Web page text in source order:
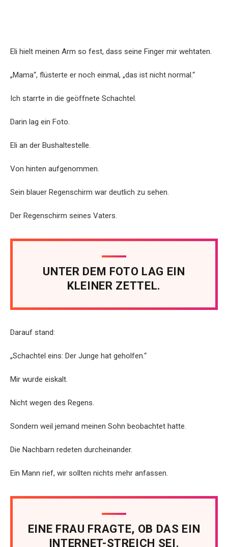
Eli hielt meinen Arm so fest, dass seine Finger mir wehtaten.
„Mama“, flüsterte er noch einmal, „das ist nicht normal.“
Ich starrte in die geöffnete Schachtel.
Darin lag ein Foto.
Eli an der Bushaltestelle.
Von hinten aufgenommen.
Sein blauer Regenschirm war deutlich zu sehen.
Der Regenschirm seines Vaters.
UNTER DEM FOTO LAG EIN
KLEINER ZETTEL.
Darauf stand:
„Schachtel eins: Der Junge hat geholfen.“
Mir wurde eiskalt.
Nicht wegen des Regens.
Sondern weil jemand meinen Sohn beobachtet hatte.
Die Nachbarn redeten durcheinander.
Ein Mann rief, wir sollten nichts mehr anfassen.
EINE FRAU FRAGTE, OB DAS EIN
INTERNET-STREICH SEI.